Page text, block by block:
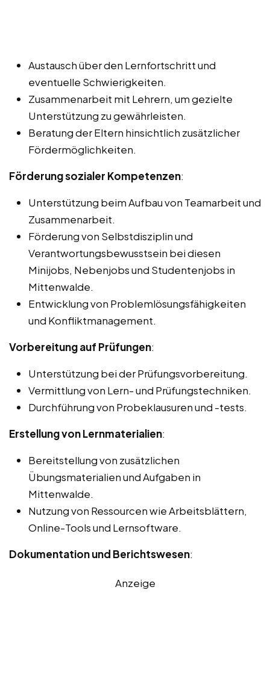
Austausch über den Lernfortschritt und
eventuelle Schwierigkeiten.
Zusammenarbeit mit Lehrern, um gezielte
Unterstützung zu gewährleisten.
Beratung der Eltern hinsichtlich zusätzlicher
Fördermöglichkeiten.
Förderung sozialer Kompetenzen:
Unterstützung beim Aufbau von Teamarbeit und
Zusammenarbeit.
Förderung von Selbstdisziplin und
Verantwortungsbewusstsein bei diesen
Minijobs, Nebenjobs und Studentenjobs in
Mittenwalde.
Entwicklung von Problemlösungsfähigkeiten
und Konfliktmanagement.
Vorbereitung auf Prüfungen:
Unterstützung bei der Prüfungsvorbereitung.
Vermittlung von Lern- und Prüfungstechniken.
Durchführung von Probeklausuren und -tests.
Erstellung von Lernmaterialien:
Bereitstellung von zusätzlichen
Übungsmaterialien und Aufgaben in
Mittenwalde.
Nutzung von Ressourcen wie Arbeitsblättern,
Online-Tools und Lernsoftware.
Dokumentation und Berichtswesen:
Anzeige